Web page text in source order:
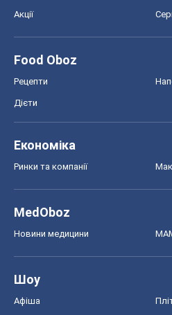
Акції
Food Oboz
Рецепти
Дієти
Економіка
Ринки та компанії
MedOboz
Новини медицини
Шоу
Афіша